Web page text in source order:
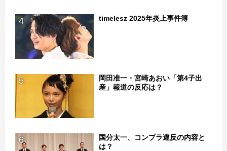
4 timelesz 2025年炎上事件簿
5
岡田准一・宮崎あおい「第4子出
産」報道の反応は？
6
国分太一、コンプラ違反の内容と
は？